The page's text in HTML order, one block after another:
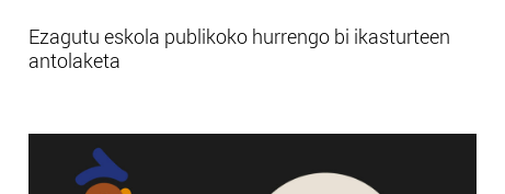
Ezagutu eskola publikoko hurrengo bi ikasturteen
antolaketa